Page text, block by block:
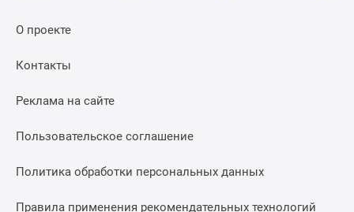
О проекте
Контакты
Реклама на сайте
Пользовательское соглашение
Политика обработки персональных данных
Правила применения рекомендательных технологий